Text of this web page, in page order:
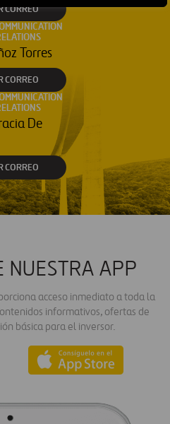
CORREO
Torres
CORREO
De
CORREO
NUESTRA APP
acceso inmediato a toda la
informativos, ofertas de
básica para el inversor.